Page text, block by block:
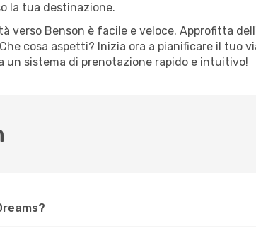
la tua destinazione.
verso Benson è facile e veloce. Approfitta
cosa aspetti? Inizia ora a pianificare il tuo
un sistema di prenotazione rapido e intuitivo!